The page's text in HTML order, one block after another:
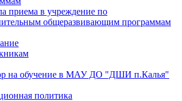
приема в учреждение по
общеразвивающим программам
на обучение в МАУ ДО "ДШИ п.Калья"
политика